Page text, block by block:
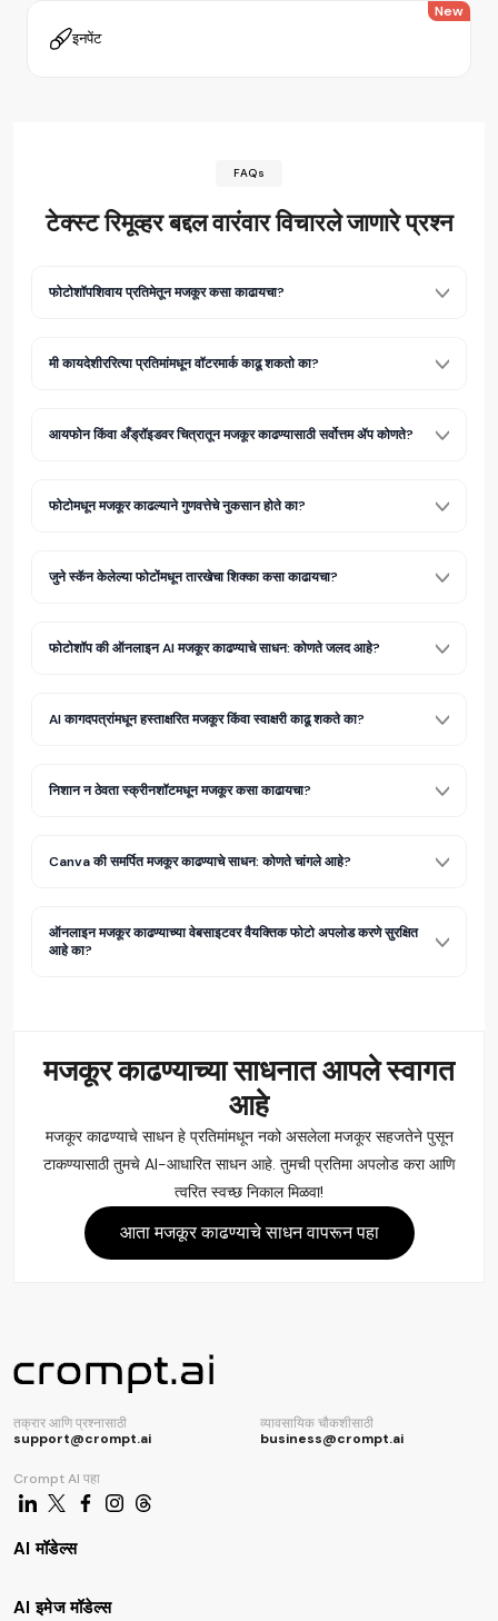
इनपेंट
New
FAQs
टेक्स्ट रिमूव्हरबद्दल वारंवार विचारले जाणारे प्रश्न
फोटोशॉपशिवाय प्रतिमेतून मजकूर कसा काढायचा?
मी कायदेशीररित्या प्रतिमांमधून वॉटरमार्क काढू शकतो का?
आयफोन किंवा अँड्रॉइडवर चित्रातून मजकूर काढण्यासाठी सर्वोत्तम ॲप कोणते?
फोटोमधून मजकूर काढल्याने गुणवत्तेचे नुकसान होते का?
जुने स्कॅन केलेल्या फोटोंमधून तारखेचा शिक्का कसा काढायचा?
फोटोशॉप की ऑनलाइन AI मजकूर काढण्याचे साधन: कोणते जलद आहे?
AI कागदपत्रांमधून हस्ताक्षरित मजकूर किंवा स्वाक्षरी काढू शकते का?
निशान न ठेवता स्क्रीनशॉटमधून मजकूर कसा काढायचा?
Canva की समर्पित मजकूर काढण्याचे साधन: कोणते चांगले आहे?
ऑनलाइन मजकूर काढण्याच्या वेबसाइटवर वैयक्तिक फोटो अपलोड करणे सुरक्षित
आहे का?
मजकूर काढण्याच्या साधनातआपले स्वागत
आहे
मजकूर काढण्याचे साधन हे प्रतिमांमधून नको असलेला मजकूर सहजतेने पुसून
टाकण्यासाठी तुमचे AI-आधारित साधन आहे. तुमची प्रतिमा अपलोड करा आणि
त्वरित स्वच्छ निकाल मिळवा!
आता मजकूर काढण्याचे साधन वापरून पहा
तक्रार आणि प्रश्नासाठी
support@crompt.ai
व्यावसायिक चौकशीसाठी
business@crompt.ai
Crompt AI पहा
AI मॉडेल्स
AI इमेज मॉडेल्स